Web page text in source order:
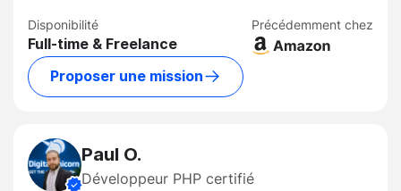
Disponibilité
Full-time & Freelance
Précédemment chez
Proposer une mission
Paul O.
Développeur PHP certifié